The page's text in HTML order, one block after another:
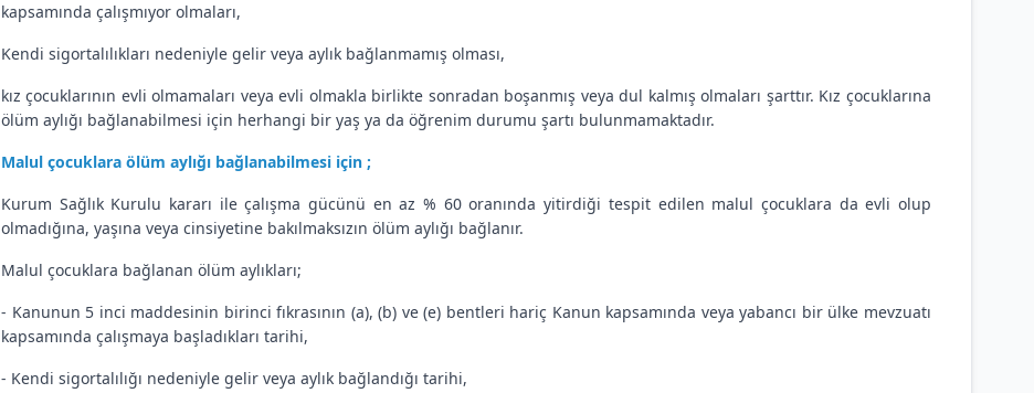
kapsamında çalışmıyor olmaları,
Kendi sigortalılıkları nedeniyle gelir veya aylık bağlanmamış olması,
kız çocuklarının evli olmamaları veya evli olmakla birlikte sonradan boşanmış veya dul kalmış olmaları şarttır. Kız çocuklarına
ölüm aylığı bağlanabilmesi için herhangi bir yaş ya da öğrenim durumu şartı bulunmamaktadır.
Malul çocuklara ölüm aylığı bağlanabilmesi için ;
Kurum Sağlık Kurulu kararı ile çalışma gücünü en az % 60 oranında yitirdiği tespit edilen malul çocuklara da evli olup
olmadığına, yaşına veya cinsiyetine bakılmaksızın ölüm aylığı bağlanır.
Malul çocuklara bağlanan ölüm aylıkları;
- Kanunun 5 inci maddesinin birinci fıkrasının (a), (b) ve (e) bentleri hariç Kanun kapsamında veya yabancı bir ülke mevzuatı
kapsamında çalışmaya başladıkları tarihi,
- Kendi sigortalılığı nedeniyle gelir veya aylık bağlandığı tarihi,